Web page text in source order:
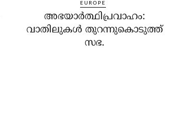
EUROPE
അഭയാര്‍ത്ഥിപ്രവാഹം:
വാതിലുകള്‍ തുറന്നുകൊടുത്ത്
സഭ.